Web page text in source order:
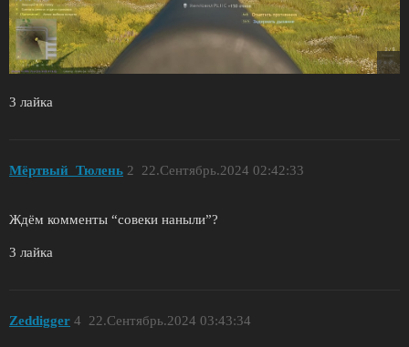
3 лайка
Мёртвый_Тюлень 22.Сентябрь.2024 02:42:33
2
Ждём комменты “совеки наныли”?
3 лайка
Zeddigger 22.Сентябрь.2024 03:43:34
4